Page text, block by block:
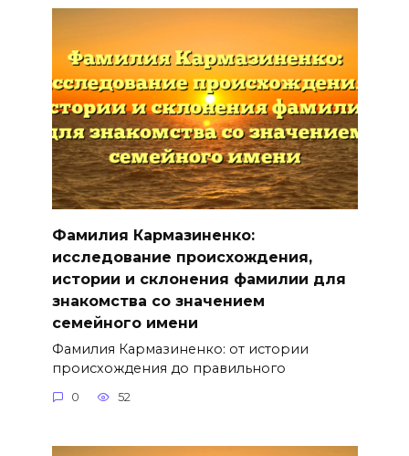
Фамилия Кармазиненко:
исследование происхождения,
истории и склонения фамилии для
знакомства со значением
семейного имени
Фамилия Кармазиненко: от истории
происхождения до правильного
0 52